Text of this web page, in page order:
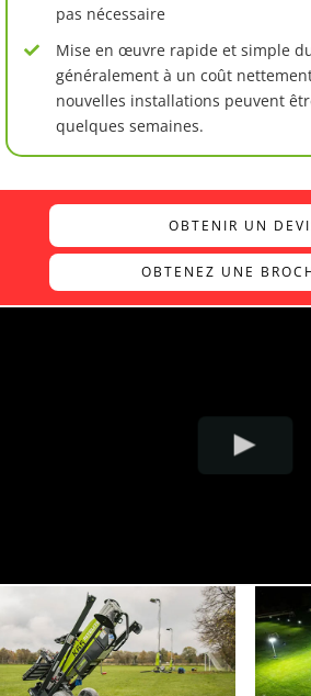
pas nécessaire
Mise en œuvre rapide et simple
généralement à un coût
nouvelles installations peuvent
quelques semaines.
OBTENIR UN
OBTENEZ UNE